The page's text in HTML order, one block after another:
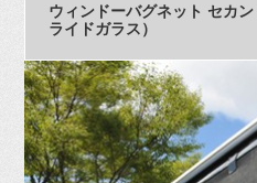
ウィンドーバグネット セカ
ライドガラス）